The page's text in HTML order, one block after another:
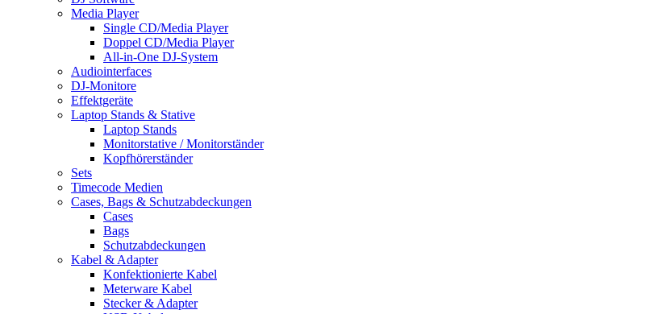
Media Player
Single CD/Media Player
Doppel CD/Media Player
All-in-One DJ-System
Audiointerfaces
DJ-Monitore
Effektgeräte
Laptop Stands & Stative
Laptop Stands
Monitorstative / Monitorständer
Kopfhörerständer
Sets
Timecode Medien
Cases, Bags & Schutzabdeckungen
Cases
Bags
Schutzabdeckungen
Kabel & Adapter
Konfektionierte Kabel
Meterware Kabel
Stecker & Adapter